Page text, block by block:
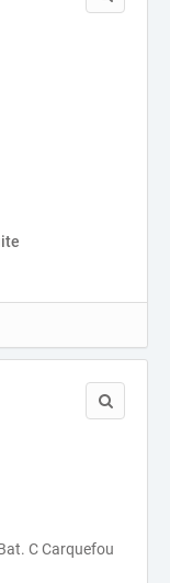
C Carquefou